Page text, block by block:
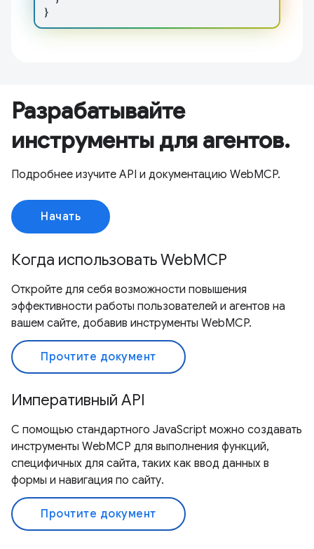
}
Разрабатывайте
инструменты для агентов.
Подробнее изучите API и документацию WebMCP.
Начать
Когда использовать WebMCP
Откройте для себя возможности повышения
эффективности работы пользователей и агентов на
вашем сайте, добавив инструменты WebMCP.
Прочтите документ
Императивный API
С помощью стандартного JavaScript можно создавать
инструменты WebMCP для выполнения функций,
специфичных для сайта, таких как ввод данных в
формы и навигация по сайту.
Прочтите документ